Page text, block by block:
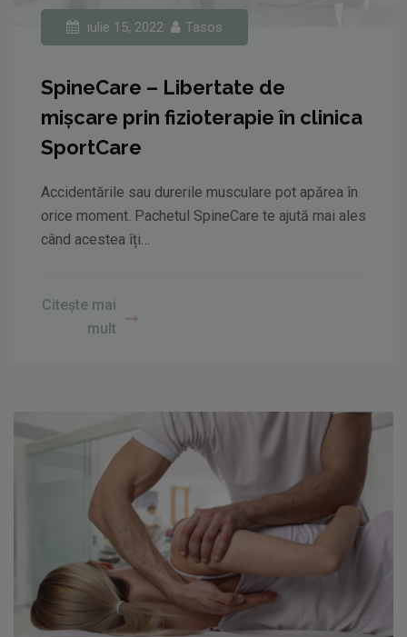
iulie 15, 2022 Tasos
SpineCare – Libertate de
mișcare prin fizioterapie în clinica
SportCare
Accidentările sau durerile musculare pot apărea în
orice moment. Pachetul SpineCare te ajută mai ales
când acestea îți…
Citește mai
mult